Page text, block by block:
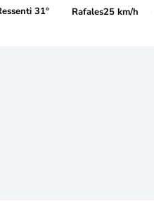
31° Rafales25 km/h